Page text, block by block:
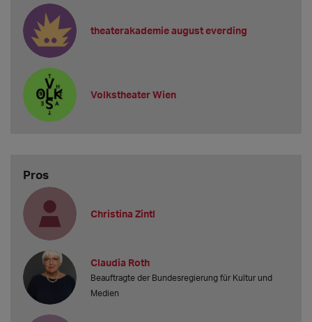
theaterakademie august everding
Volkstheater Wien
Pros
Christina Zintl
Claudia Roth
Beauftragte der Bundesregierung für Kultur und
Medien